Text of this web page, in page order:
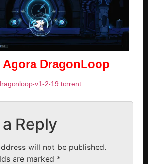
Agora DragonLoop
v1-2-19 torrent
Reply
will not be published.
are marked *